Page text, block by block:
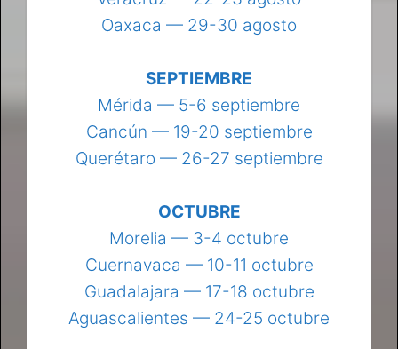
Oaxaca — 29-30 agosto
SEPTIEMBRE
Mérida — 5-6 septiembre
Cancún — 19-20 septiembre
Querétaro — 26-27 septiembre
OCTUBRE
Morelia — 3-4 octubre
Cuernavaca — 10-11 octubre
Guadalajara — 17-18 octubre
Aguascalientes — 24-25 octubre